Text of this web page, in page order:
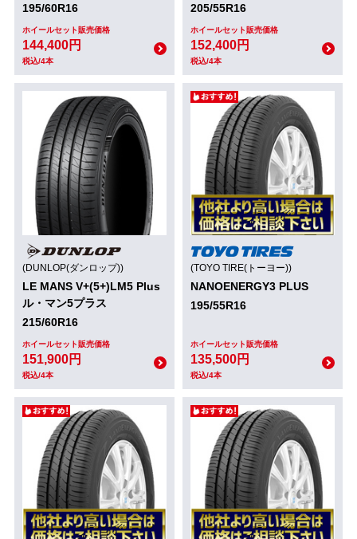
195/60R16
ホイールセット販売価格
144,400円
税込/4本
205/55R16
ホイールセット販売価格
152,400円
税込/4本
(DUNLOP(ダンロップ))
LE MANS V+(5+)LM5 Plus
ル・マン5プラス
215/60R16
ホイールセット販売価格
151,900円
税込/4本
(TOYO TIRE(トーヨー))
NANOENERGY3 PLUS
195/55R16
ホイールセット販売価格
135,500円
税込/4本